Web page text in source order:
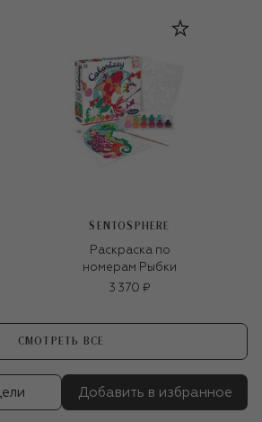
SENTOSPHERE
Раскраска по
номерам Рыбки
3 370 ₽
СМОТРЕТЬ ВСЕ
Добавить в избранное